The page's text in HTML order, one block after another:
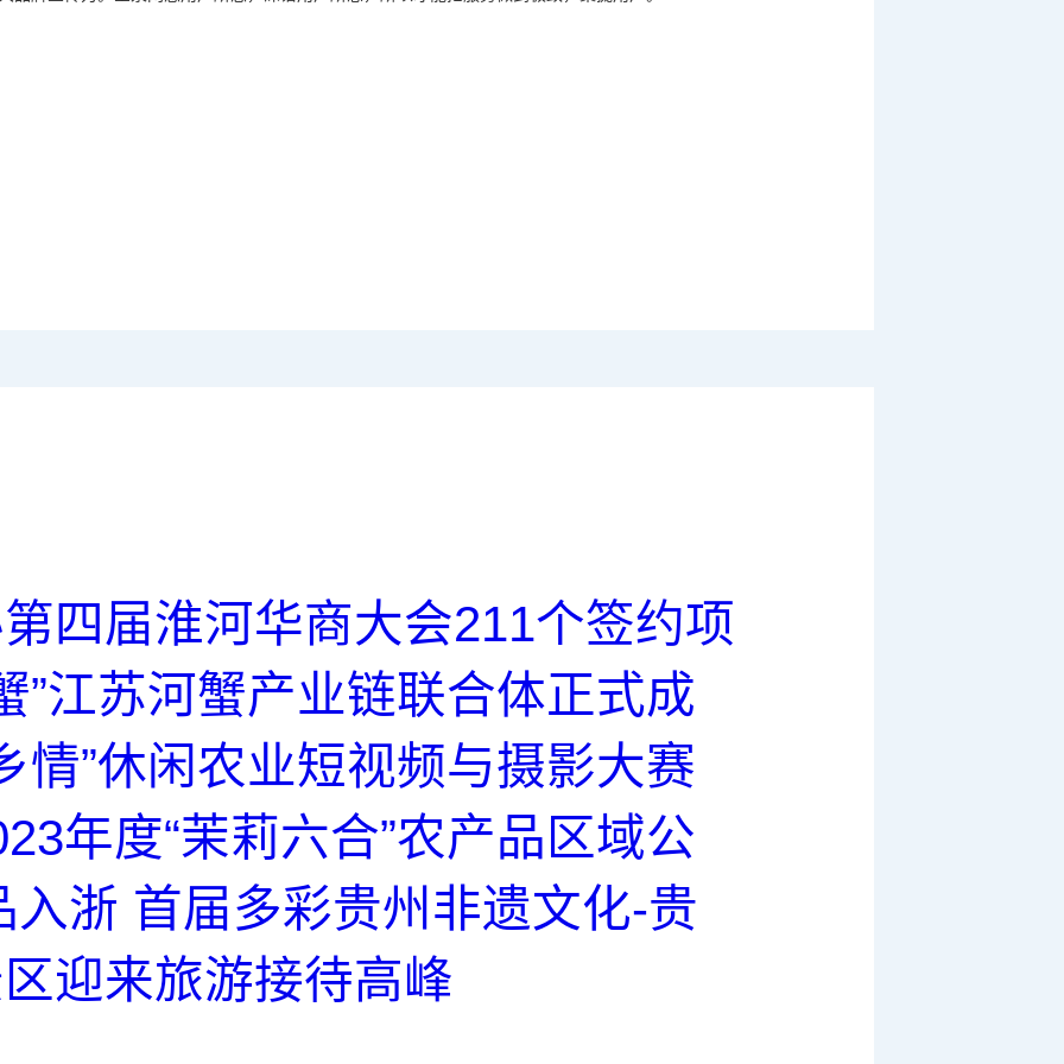
四届淮河华商大会211个签约项
”江苏河蟹产业链联合体正式成
情”休闲农业短视频与摄影大赛
年度“茉莉六合”农产品区域公
入浙 首届多彩贵州非遗文化-贵
迎来旅游接待高峰